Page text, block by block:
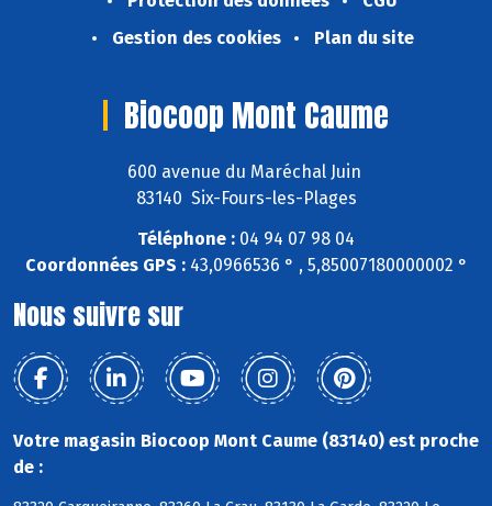
Gestion des cookies
Plan du site
Biocoop Mont Caume
600 avenue du Maréchal Juin
83140 Six-Fours-les-Plages
Téléphone : 04 94 07 98 04
Coordonnées GPS :43,0966536 ° , 5,85007180000002 °
Nous suivre sur
Votre magasin Biocoop Mont Caume (83140) est proche
de :